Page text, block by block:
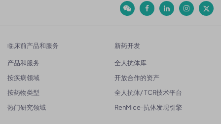
临床前产品和服务
产品和服务
按疾病领域
按药物类型
热门研究领域
新药开发
全人抗体库
开放合作的资产
全人抗体/ TCR技术平台
RenMice-抗体发现引擎